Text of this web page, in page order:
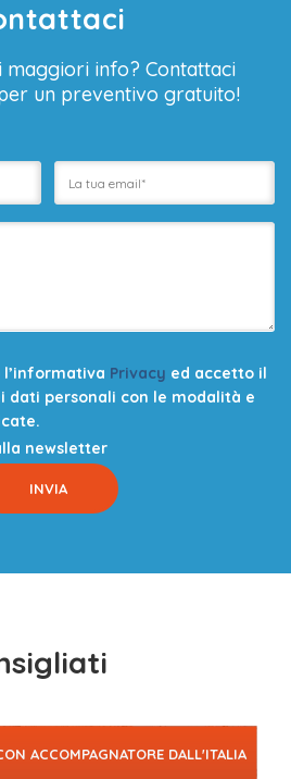
maggiori info? Contattaci
un preventivo gratuito!
Privacy ed accetto il
personali con le modalità e
newsletter
ACCOMPAGNATORE DALL'ITALIA